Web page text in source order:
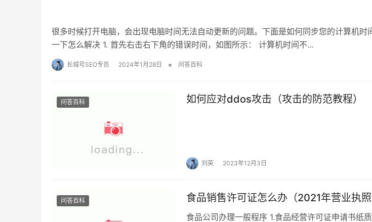
很多时候打开电脑，会出现电脑时间无法自动更新的问题。下面是如何同步您的计算机
一下怎么解决 1. 首先右击右下角的错误时间，如图所示： 计算机时间不...
长城号SEO专员 2024年1月28日 • 问答百科
问答百科 如何应对ddos攻击（攻击的防范教程）
刘英 2023年12月3日
问答百科 食品销售许可证怎么办（2021年营业执照
食品公司办理一般程序 1.食品经营许可证申请书纸